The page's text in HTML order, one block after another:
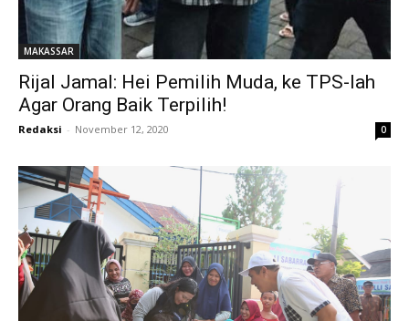
MAKASSAR
Rijal Jamal: Hei Pemilih Muda, ke TPS-lah
Agar Orang Baik Terpilih!
Redaksi - November 12, 2020 0